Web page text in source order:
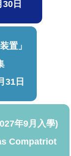
日
置」
31日
年9月入學)
Compatriot